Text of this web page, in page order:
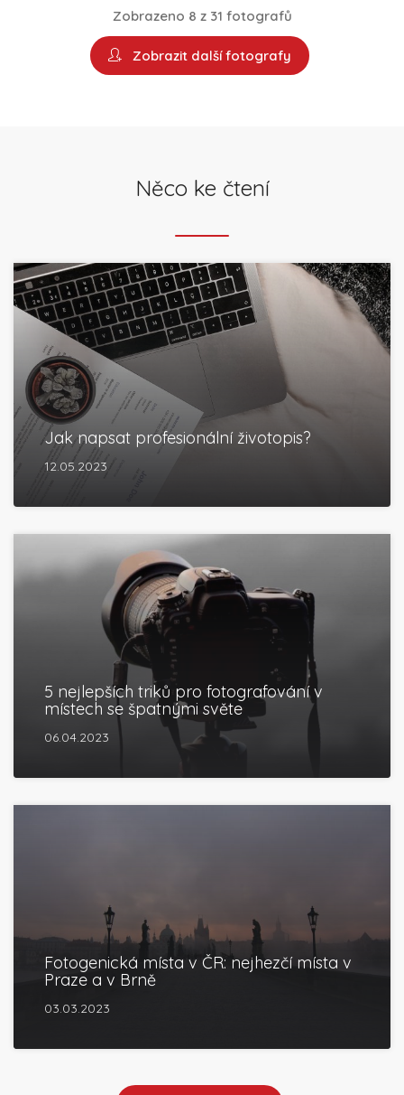
Zobrazeno 8 z 31 fotografů
Zobrazit další fotografy
Něco ke čtení
Jak napsat profesionální životopis?
12.05.2023
5 nejlepších triků pro fotografování v
místech se špatnými světe
06.04.2023
Fotogenická místa v ČR: nejhezčí místa v
Praze a v Brně
03.03.2023